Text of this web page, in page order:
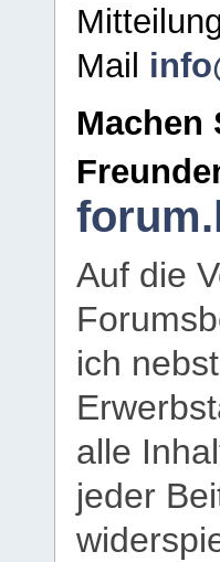
Mail
Machen
Auf die
ich
alle
jeder